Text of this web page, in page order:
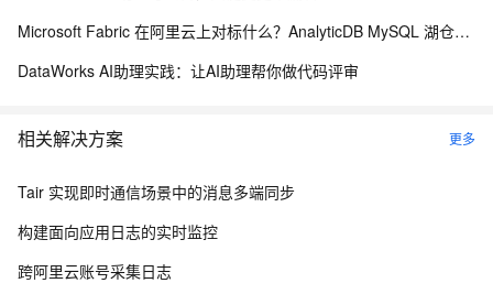
Microsoft Fabric 在阿里云上对标什么？AnalyticDB MySQL 湖仓一体统一分析方案
DataWorks AI助理实践：让AI助理帮你做代码评审
相关解决方案 更多
Tair 实现即时通信场景中的消息多端同步
构建面向应用日志的实时监控
跨阿里云账号采集日志